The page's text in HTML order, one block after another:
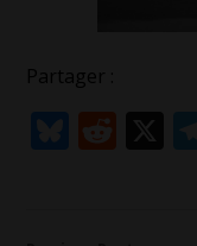
Partager :
Bluesky